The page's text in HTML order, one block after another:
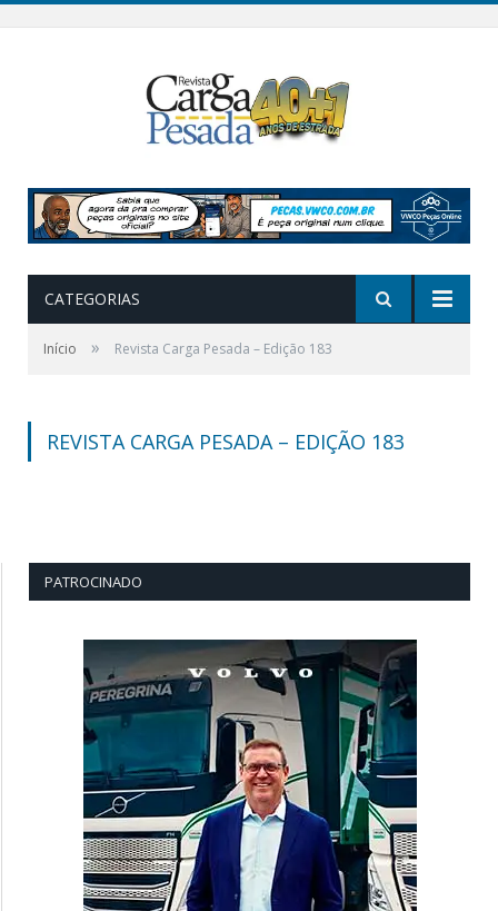
CATEGORIAS
Início » Revista Carga Pesada – Edição 183
REVISTA CARGA PESADA – EDIÇÃO 183
PATROCINADO